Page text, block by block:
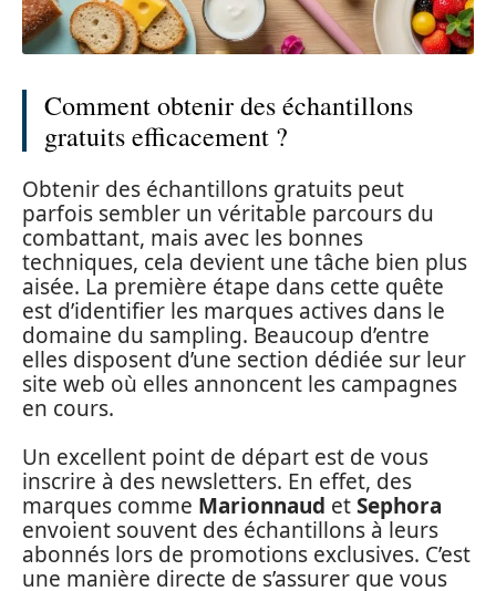
Comment obtenir des échantillons
gratuits efficacement ?
Obtenir des échantillons gratuits peut
parfois sembler un véritable parcours du
combattant, mais avec les bonnes
techniques, cela devient une tâche bien plus
aisée. La première étape dans cette quête
est d’identifier les marques actives dans le
domaine du sampling. Beaucoup d’entre
elles disposent d’une section dédiée sur leur
site web où elles annoncent les campagnes
en cours.
Un excellent point de départ est de vous
inscrire à des newsletters. En effet, des
marques comme Marionnaud etSephora
envoient souvent des échantillons à leurs
abonnés lors de promotions exclusives. C’est
une manière directe de s’assurer que vous